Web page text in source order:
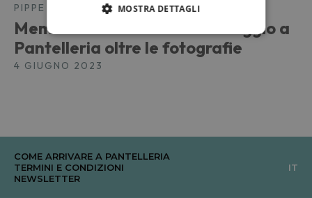
PIPPE D'ALTURA
Memorie senza confini: un viaggio a
Pantelleria oltre le fotografie
4 GIUGNO 2023
COME ARRIVARE A PANTELLERIA
TERMINI E CONDIZIONI
NEWSLETTER
IT
MOSTRA DETTAGLI